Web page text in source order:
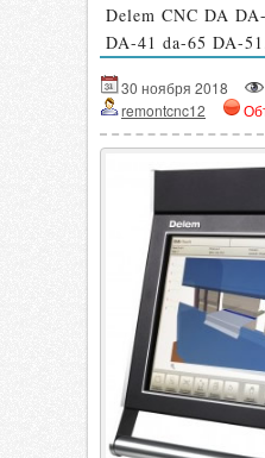
Delem CNC DA
DA-41 da-65 DA-
30 ноября 2018
remontcnc12